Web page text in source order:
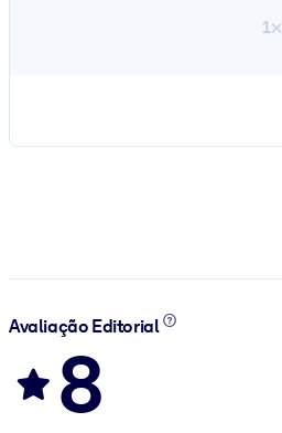
1×
Avaliação Editorial
8